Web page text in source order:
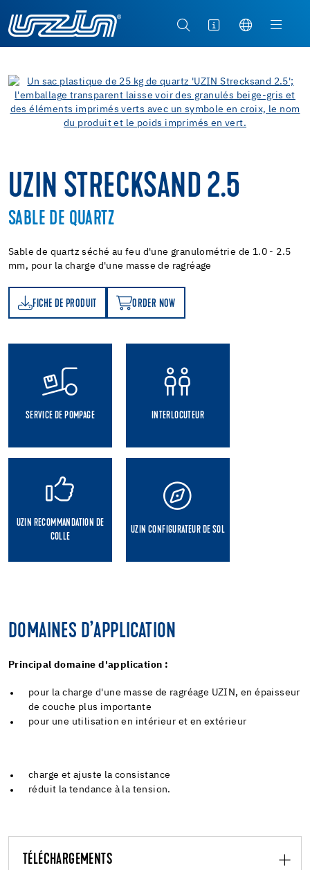
UZIN STRECKSAND 2.5
SABLE DE QUARTZ
Sable de quartz séché au feu d'une granulométrie de 1.0 - 2.5
mm, pour la charge d'une masse de ragréage
FICHE DE PRODUIT ORDER NOW
ORDER NOW
SERVICE DE POMPAGE INTERLOCUTEUR
UZIN RECOMMANDATION DE
COLLE
UZIN CONFIGURATEUR DE SOL
DOMAINES D’APPLICATION
Principal domaine d'application :
pour la charge d'une masse de ragréage UZIN, en épaisseur
de couche plus importante
pour une utilisation en intérieur et en extérieur
charge et ajuste la consistance
réduit la tendance à la tension.
TÉLÉCHARGEMENTS